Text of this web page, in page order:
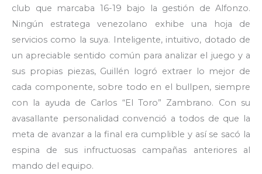
club que marcaba 16-19 bajo la gestión de Alfonzo.
Ningún estratega venezolano exhibe una hoja de
servicios como la suya. Inteligente, intuitivo, dotado de
un apreciable sentido común para analizar el juego y a
sus propias piezas, Guillén logró extraer lo mejor de
cada componente, sobre todo en el bullpen, siempre
con la ayuda de Carlos “El Toro” Zambrano. Con su
avasallante personalidad convenció a todos de que la
meta de avanzar a la final era cumplible y así se sacó la
espina de sus infructuosas campañas anteriores al
mando del equipo.